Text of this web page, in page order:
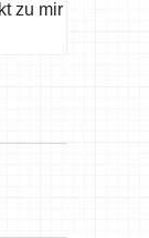
zu mir